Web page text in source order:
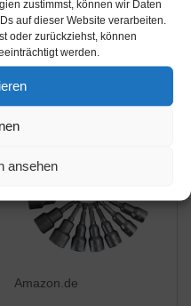
zustimmst, können wir Daten
auf dieser Website verarbeiten.
oder zurückziehst, können
werden.
ansehen
Steckschlüssel und
Bitsatz, 130-tlg
Amazon / Ebay
Produkt ansehen*
Amazon.de